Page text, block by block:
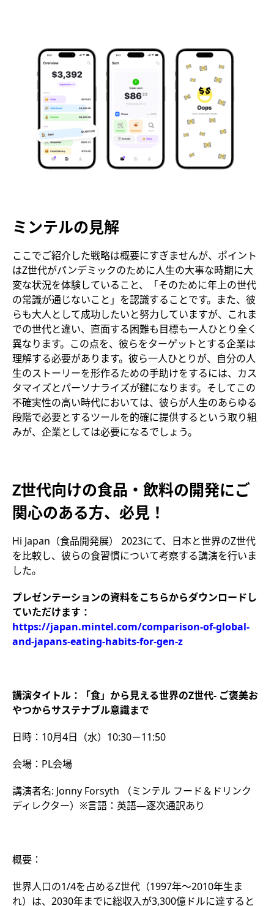
ミンテルの見解
ここでご紹介した戦略は概要にすぎませんが、ポイント
はZ世代がパンデミックのために人生の大事な時期に大
変な状況を体験していること、「そのために年上の世代
の常識が通じないこと」を認識することです。また、彼
らも大人として成功したいと努力していますが、これま
での世代と違い、直面する困難も目標も一人ひとり全く
異なります。この点を、彼らをターゲットとする企業は
理解する必要があります。彼ら一人ひとりが、自分の人
生のストーリーを形作るための手助けをするには、カス
タマイズとパーソナライズが鍵になります。そしてこの
不確実性の高い時代においては、彼らが人生のあらゆる
段階で必要とするツールを的確に提供するという取り組
みが、企業としては必要になるでしょう。
Z世代向けの食品・飲料の開発にご
関心のある方、必見！
Hi Japan（食品開発展） 2023にて、日本と世界のZ世代
を比較し、彼らの食習慣について考察する講演を行いま
した。
プレゼンテーションの資料をこちらからダウンロードし
ていただけます：
https://japan.mintel.com/comparison-of-global-
and-japans-eating-habits-for-gen-z
講演タイトル：「食」から見える世界のZ世代- ご褒美お
やつからサステナブル意識まで
日時：10月4日（水）10:30－11:50
会場：PL会場
講演者名: Jonny Forsyth （ミンテル フード＆ドリンク
ディレクター）※言語：英語―逐次通訳あり
概要：
世界人口の1/4を占めるZ世代（1997年～2010年生ま
れ）は、2030年までに総収入が3,300億ドルに達すると